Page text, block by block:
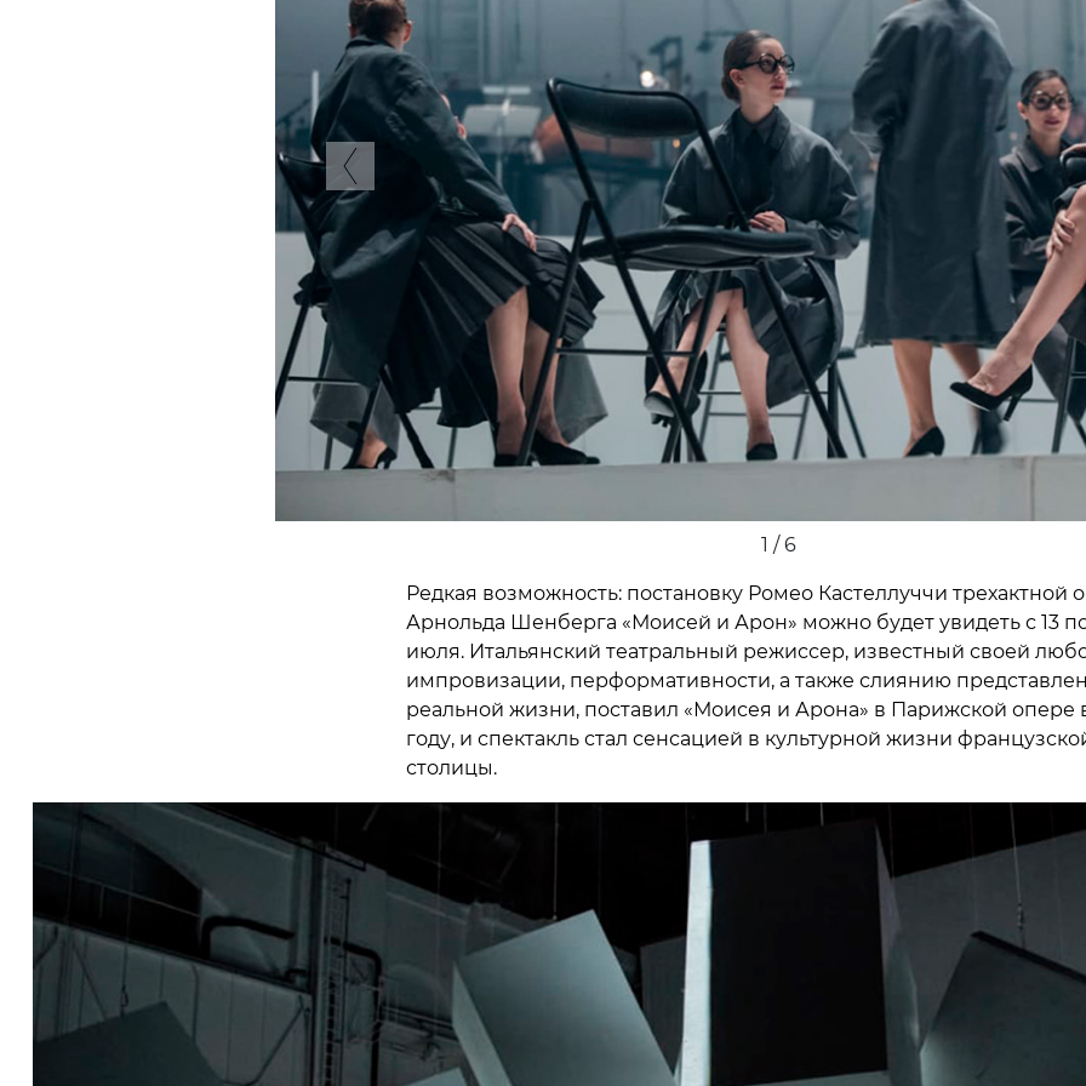
Previous
2 / 6
Редкая возможность: постановку Ромео Кастеллуччи трехактной
Арнольда Шенберга «Моисей и Арон» можно будет увидеть с 13
июля. Итальянский театральный режиссер, известный своей
импровизации, перформативности, а также слиянию
реальной жизни, поставил «Моисея и Арона» в Парижской опере
году, и спектакль стал сенсацией в культурной жизни
столицы.